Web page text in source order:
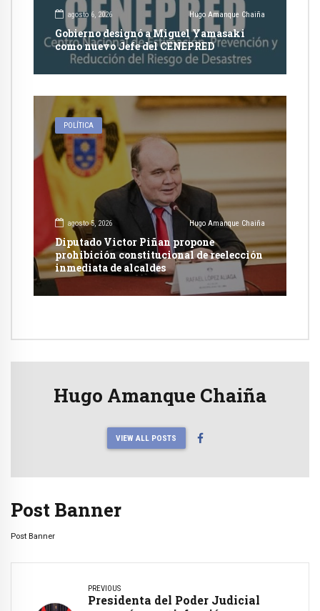
agosto 6, 2026 Hugo Amanque Chaiña
Gobierno designó a Miguel Yamasaki
como nuevo Jefe del CENEPRED
POLÍTICA
agosto 5, 2026 Hugo Amanque Chaiña
Diputado Victor Piñan propone
prohibición constitucional de reelección
inmediata de alcaldes
Hugo Amanque Chaiña
VIEW ALL POSTS
Post Banner
Post Banner
PREVIOUS
Presidenta del Poder Judicial